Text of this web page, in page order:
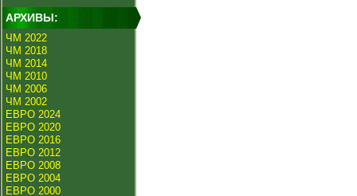
АРХИВЫ:
ЧМ 2022
ЧМ 2018
ЧМ 2014
ЧМ 2010
ЧМ 2006
ЧМ 2002
ЕВРО 2024
ЕВРО 2020
ЕВРО 2016
ЕВРО 2012
ЕВРО 2008
ЕВРО 2004
ЕВРО 2000